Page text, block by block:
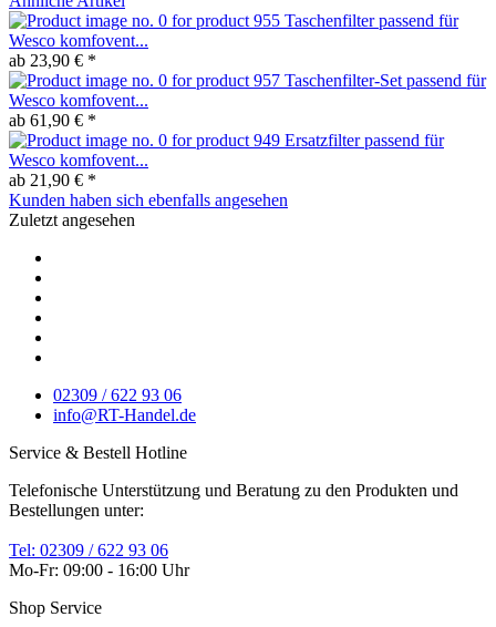
Taschenfilter passend für
Wesco komfovent...
ab 23,90 € *
Taschenfilter-Set passend für
Wesco komfovent...
ab 61,90 € *
Ersatzfilter passend für
Wesco komfovent...
ab 21,90 € *
Kunden haben sich ebenfalls angesehen
Zuletzt angesehen
02309 / 622 93 06
info@RT-Handel.de
Service & Bestell Hotline
Telefonische Unterstützung und Beratung zu den Produkten und
Bestellungen unter:
Tel: 02309 / 622 93 06
Mo-Fr: 09:00 - 16:00 Uhr
Shop Service